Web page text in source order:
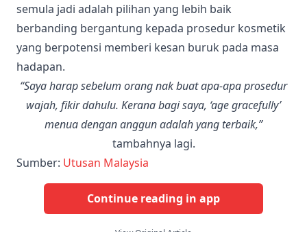
semula jadi adalah pilihan yang lebih baik
berbanding bergantung kepada prosedur kosmetik
yang berpotensi memberi kesan buruk pada masa
hadapan.
“Saya harap sebelum orang nak buat apa-apa prosedur
wajah, fikir dahulu. Kerana bagi saya, ‘age gracefully’
menua dengan anggun adalah yang terbaik,”
tambahnya lagi.
Sumber: Utusan Malaysia
Continue reading in app